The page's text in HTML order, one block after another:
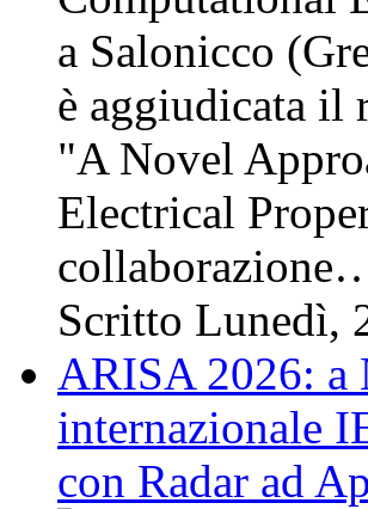
a Salonicco
è aggiudicata il
"A Novel
Electrical
Scritto Lunedì,
ARISA 2026: a
internazionale
con Radar ad